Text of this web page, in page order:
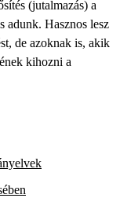
(jutalmazás) a
adunk. Hasznos lesz
de azoknak is, akik
kihozni a